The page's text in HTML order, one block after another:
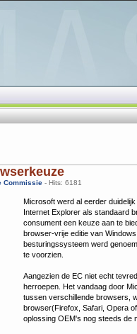
Commissie- Hits: 6181
Microsoft werd al eerder
Internet Explorer als standaard
consument een keuze aan te
browser-vrije editie van
besturingssysteem werd
te voorzien.
Aangezien de EC niet echt
herroepen. Het vandaag door
tussen verschillende browsers,
browser(Firefox, Safari, Opera
oplossing OEM's nog steeds de